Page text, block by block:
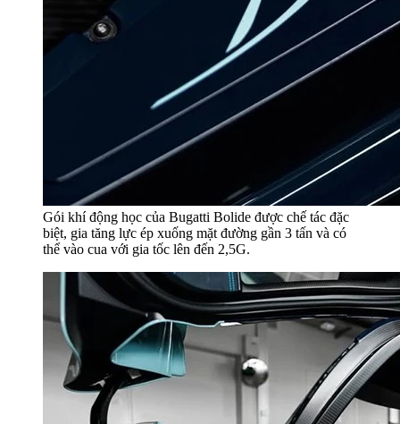
Gói khí động học của Bugatti Bolide được chế tác đặc
biệt, gia tăng lực ép xuống mặt đường gần 3 tấn và có
thể vào cua với gia tốc lên đến 2,5G.